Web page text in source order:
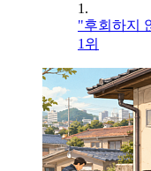
1.
"후회하지
1위